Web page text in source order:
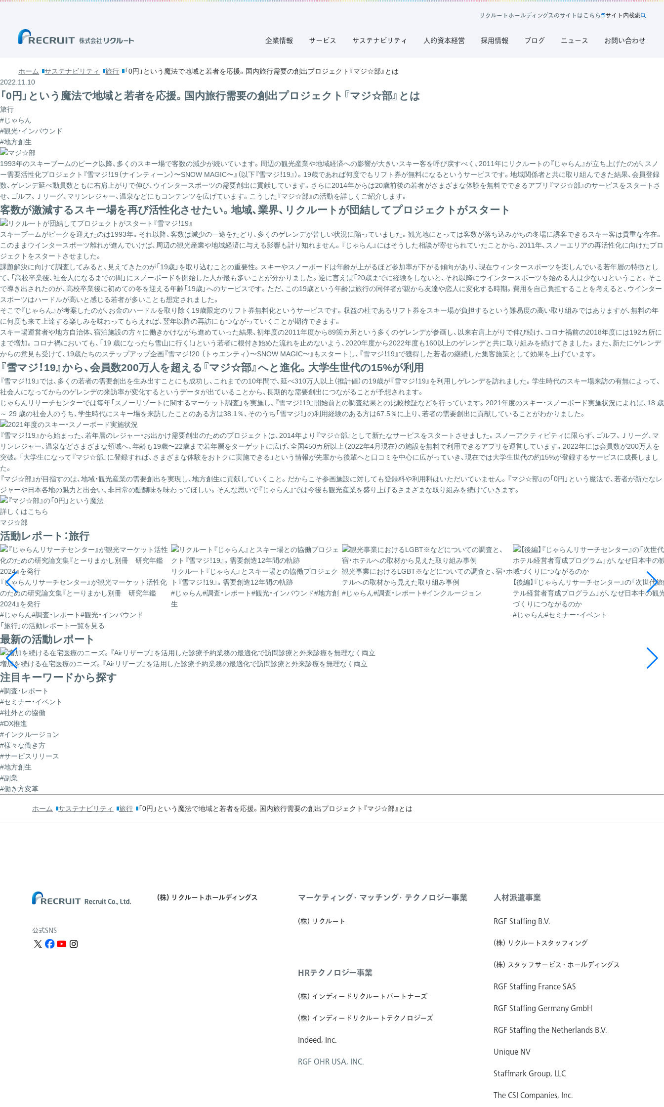
ホーム サステナビリティ 旅行
「0円」という魔法で地域と若者を応援。国内旅行需要の創出プロジェクト『マジ☆部』とは
2022.11.10
「0円」という魔法で地域と若者を応援。国内旅行需要の創出プロジェクト『マジ☆部』とは
旅行
#じゃらん
#観光・インバウンド
#地方創生
1993年のスキーブームのピーク以降、多くのスキー場で客数の減少が続いています。周辺の観光産業や地域経済への影響が大きいスキー客を呼び戻すべく、2011年にリクルートの『じゃらん』が立ち上げたのが、スノ
ー需要活性化プロジェクト『雪マジ！19（ナインティーン）〜SNOW MAGIC〜』（以下『雪マジ！19』）。19歳であれば何度でもリフト券が無料になるというサービスです。地域関係者と共に取り組んできた結果、会員登録
数、ゲレンデ延べ動員数ともに右肩上がりで伸び、ウインタースポーツの需要創出に貢献しています。さらに2014年からは20歳前後の若者がさまざまな体験を無料でできるアプリ『マジ☆部』のサービスをスタートさ
せ、ゴルフ、Ｊリーグ、マリンレジャー、温泉などにもコンテンツを広げています。こうした『マジ☆部』の活動を詳しくご紹介します。
客数が激減するスキー場を再び活性化させたい。地域、業界、リクルートが団結してプロジェクトがスタート
スキーブームがピークを迎えたのは1993年。それ以降、客数は減少の一途をたどり、多くのゲレンデが苦しい状況に陥っていました。観光地にとっては客数が落ち込みがちの冬場に誘客できるスキー客は貴重な存在。
このままウインタースポーツ離れが進んでいけば、周辺の観光産業や地域経済に与える影響も計り知れません。『じゃらん』にはそうした相談が寄せられていたことから、2011年、スノーエリアの再活性化に向けたプロ
ジェクトをスタートさせました。
課題解決に向けて調査してみると、見えてきたのが「19歳」を取り込むことの重要性。スキーやスノーボードは年齢が上がるほど参加率が下がる傾向があり、現在ウィンタースポーツを楽しんでいる若年層の特徴とし
て、「高校卒業後、社会人になるまでの間」にスノーボードを開始した人が最も多いことが分かりました。逆に言えば「20歳までに経験をしないと、それ以降にウインタースポーツを始める人は少ない」ということ。そこ
で導き出されたのが、高校卒業後に初めての冬を迎える年齢「19歳」へのサービスです。ただ、この19歳という年齢は旅行の同伴者が親から友達や恋人に変化する時期。費用を自己負担することを考えると、ウインター
スポーツはハードルが高いと感じる若者が多いことも想定されました。
そこで『じゃらん』が考案したのが、お金のハードルを取り除く19歳限定のリフト券無料化というサービスです。収益の柱であるリフト券をスキー場が負担するという難易度の高い取り組みではありますが、無料の年
に何度も来て上達する楽しみを味わってもらえれば、翌年以降の再訪にもつながっていくことが期待できます。
スキー場運営者や地方自治体、宿泊施設の方々に働きかけながら進めていった結果、初年度の2011年度から89箇カ所という多くのゲレンデが参画し、以来右肩上がりで伸び続け、コロナ禍前の2018年度には192カ所に
まで増加。コロナ禍においても、「19 歳になったら雪山に行く！」という若者に根付き始めた流れを止めないよう、2020年度から2022年度も160以上のゲレンデと共に取り組みを続けてきました。また、新たにゲレンデ
からの意見も受けて、19歳たちのステップアップ企画『雪マジ！20 （トゥエンティ）〜SNOW MAGIC〜』もスタートし、『雪マジ！19』で獲得した若者の継続した集客施策として効果を上げています。
『雪マジ！19』から、会員数200万人を超える『マジ☆部』へと進化。大学生世代の15%が利用
『雪マジ！19』では、多くの若者の需要創出を生み出すことにも成功し、これまでの10年間で、延べ310万人以上（推計値）の19歳が『雪マジ！19』を利用しゲレンデを訪れました。学生時代のスキー場来訪の有無によって、
社会人になってからのゲレンデの来訪率が変化するというデータが出ていることから、長期的な需要創出につながることが予想されます。
じゃらんリサーチセンターでは毎年「スノーリゾートに関するマーケット調査」を実施し、『雪マジ！19』開始前との調査結果との比較検証などを行っています。2021年度のスキー・スノーボード実施状況によれば、18 歳
～ 29 歳の社会人のうち、学生時代にスキー場を来訪したことのある方は38.1％、そのうち「雪マジ！」の利用経験のある方は67.5％に上り、若者の需要創出に貢献していることがわかりました。
『雪マジ！19』から始まった、若年層のレジャー・お出かけ需要創出のためのプロジェクトは、2014年より『マジ☆部』として新たなサービスをスタートさせました。スノーアクティビティに限らず、ゴルフ、Ｊリーグ、マ
リンレジャー、温泉などさまざまな領域へ、年齢も19歳〜22歳まで若年層をターゲットに広げ、全国450カ所以上（2022年4月現在）の施設を無料で利用できるアプリを運営しています。2022年には会員数が200万人を
突破。「大学生になって『マジ☆部』に登録すれば、さまざまな体験をおトクに実施できる」という情報が先輩から後輩へと口コミを中心に広がっていき、現在では大学生世代の約15%が登録するサービスに成長しまし
た。
『マジ☆部』が目指すのは、地域・観光産業の需要創出を実現し、地方創生に貢献していくこと。だからこそ参画施設に対しても登録料や利用料はいただいていません。『マジ☆部』の「0円」という魔法で、若者が新たなレ
ジャーや日本各地の魅力と出会い、非日常の醍醐味を味わってほしい。そんな思いで『じゃらん』では今後も観光産業を盛り上げるさまざまな取り組みを続けていきます。
詳しくはこちら
マジ☆部
活動レポート：旅行
『じゃらんリサーチセンター』が観光マーケット活性化
のための研究論文集『とーりまかし別冊 研究年鑑
2024』を発行
#じゃらん#調査・レポート#観光・インバウンド
リクルート『じゃらん』とスキー場との協働プロジェク
ト『雪マジ！19』。需要創造12年間の軌跡
#じゃらん#調査・レポート#観光・インバウンド#地方創
生
観光事業におけるLGBT※などについての調査と、宿・ホ
テルへの取材から見えた取り組み事例
#じゃらん#調査・レポート#インクルージョン
【後編】『じゃらんリサーチセンター』の「次世代旅
テル経営者育成プログラム」が、なぜ日本中の観
づくりにつながるのか
#じゃらん#セミナー・イベント
「旅行」の活動レポート一覧を見る
最新の活動レポート
増加を続ける在宅医療のニーズ。『Airリザーブ』を活用した診療予約業務の最適化で訪問診療と外来診療を無理なく両立
注目キーワードから探す
#調査・レポート
#セミナー・イベント
#社外との協働
#DX推進
#インクルージョン
#様々な働き方
#サービスリリース
#地方創生
#副業
#働き方変革
ホーム サステナビリティ 旅行 「0円」という魔法で地域と若者を応援。国内旅行需要の創出プロジェクト『マジ☆部』とは
新
タ
ー
ル
デ
ン
グ
の
サ
ト
は
こ
ら
リ クルー トホールディ ングスのサイ トはこち ら サ
ト
サイ ト内検索
企業情報 サービス サステナビリティ 人的資本経営 採用情報 ブログ ニュース お問い合わせ
公式SNS
(株) リクルートホールディングス マーケティング・マッチング・テクノロジー事業
(株) リクルート
HRテクノロジー事業
(株) インディードリクルートパートナーズ
(株) インディードリクルートテクノロジーズ
Indeed, Inc.
RGF OHR USA, INC.
人材派遣事業
RGF Staffing B.V.
(株) リクルートスタッフィング
(株) スタッフサービス・ホールディングス
RGF Staffing France SAS
RGF Staffing Germany GmbH
RGF Staffing the Netherlands B.V.
Unique NV
Staffmark Group, LLC
The CSI Companies, Inc.